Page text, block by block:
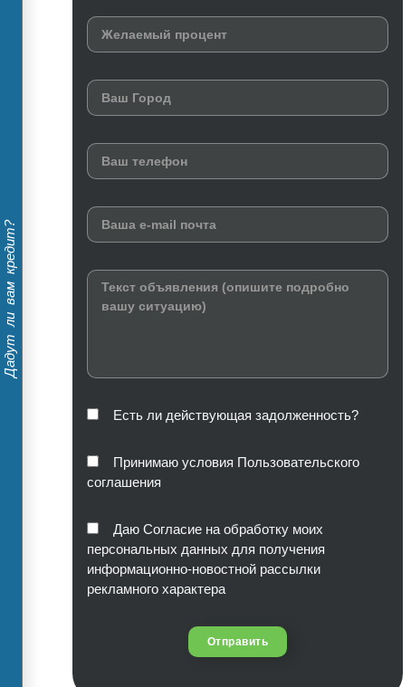
Дадут ли вам кредит?
Есть ли действующая задолженность?
Принимаю условия Пользовательского
соглашения
Даю Согласие на обработку моих
персональных данных для получения
информационно-новостной рассылки
рекламного характера
Отправить